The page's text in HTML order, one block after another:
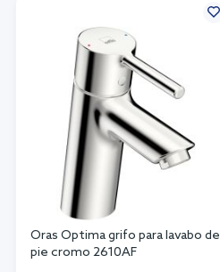
Oras Optima grifo para lavabo de
pie cromo 2610AF